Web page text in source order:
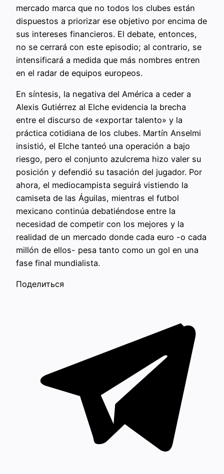
mercado marca que no todos los clubes están
dispuestos a priorizar ese objetivo por encima de
sus intereses financieros. El debate, entonces,
no se cerrará con este episodio; al contrario, se
intensificará a medida que más nombres entren
en el radar de equipos europeos.
En síntesis, la negativa del América a ceder a
Alexis Gutiérrez al Elche evidencia la brecha
entre el discurso de «exportar talento» y la
práctica cotidiana de los clubes. Martín Anselmi
insistió, el Elche tanteó una operación a bajo
riesgo, pero el conjunto azulcrema hizo valer su
posición y defendió su tasación del jugador. Por
ahora, el mediocampista seguirá vistiendo la
camiseta de las Águilas, mientras el futbol
mexicano continúa debatiéndose entre la
necesidad de competir con los mejores y la
realidad de un mercado donde cada euro -o cada
millón de ellos- pesa tanto como un gol en una
fase final mundialista.
Поделиться